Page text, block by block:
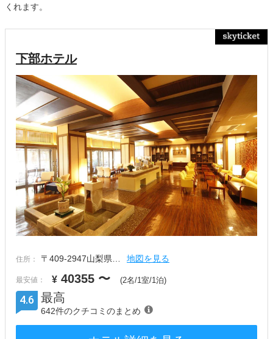
くれます。
下部ホテル
住所： 〒409-2947山梨県… 地図を見る
最安値： ¥ 40355 〜 (2名/1室/1泊)
4.6 最高
642件のクチコミのまとめ